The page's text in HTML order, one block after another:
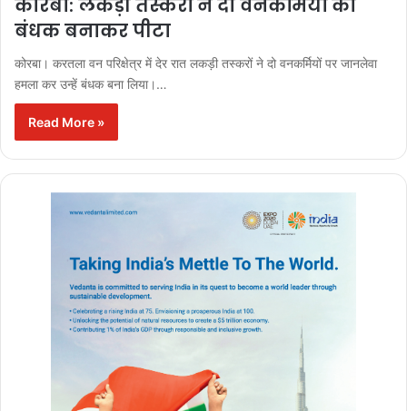
कोरबा: लकड़ी तस्करों ने दो वनकर्मियों को
बंधक बनाकर पीटा
कोरबा। करतला वन परिक्षेत्र में देर रात लकड़ी तस्करों ने दो वनकर्मियों पर जानलेवा
हमला कर उन्हें बंधक बना लिया।…
Read More »